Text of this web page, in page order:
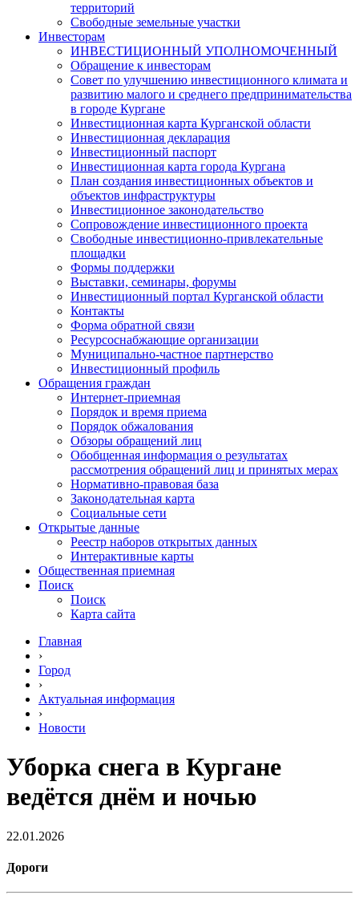
территорий
Свободные земельные участки
Инвесторам
ИНВЕСТИЦИОННЫЙ УПОЛНОМОЧЕННЫЙ
Обращение к инвесторам
Совет по улучшению инвестиционного климата и
развитию малого и среднего предпринимательства
в городе Кургане
Инвестиционная карта Курганской области
Инвестиционная декларация
Инвестиционный паспорт
Инвестиционная карта города Кургана
План создания инвестиционных объектов и
объектов инфраструктуры
Инвестиционное законодательство
Сопровождение инвестиционного проекта
Свободные инвестиционно-привлекательные
площадки
Формы поддержки
Выставки, семинары, форумы
Инвестиционный портал Курганской области
Контакты
Форма обратной связи
Ресурсоснабжающие организации
Муниципально-частное партнерство
Инвестиционный профиль
Обращения граждан
Интернет-приемная
Порядок и время приема
Порядок обжалования
Обзоры обращений лиц
Обобщенная информация о результатах
рассмотрения обращений лиц и принятых мерах
Нормативно-правовая база
Законодательная карта
Социальные сети
Открытые данные
Реестр наборов открытых данных
Интерактивные карты
Общественная приемная
Поиск
Поиск
Карта сайта
Главная
›
Город
›
Актуальная информация
›
Новости
Уборка снега в Кургане
ведётся днём и ночью
22.01.2026
Дороги